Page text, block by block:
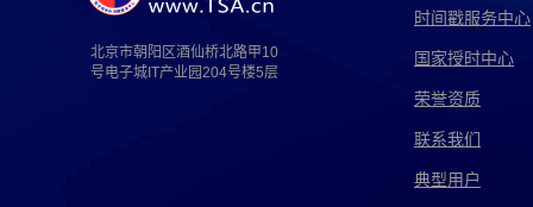
河南电子取证 嘉琦电子取证
简化电子取证 江阴电子取证
北京市朝阳区酒仙桥北路甲10
号电子城IT产业园204号楼5层
时间戳服务中心
国家授时中心
荣誉资质
联系我们
典型用户